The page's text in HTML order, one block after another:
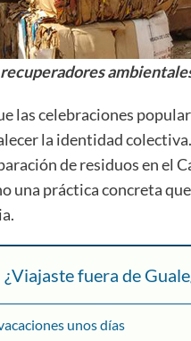
las celebraciones
la identidad
de residuos en el
una práctica concreta
¿Viajaste fuera de
unos días